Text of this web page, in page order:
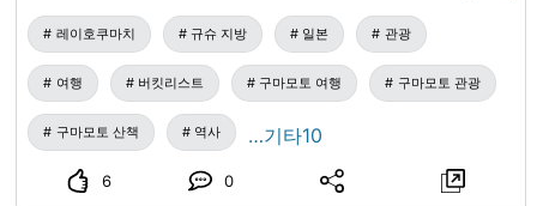
습니다. 레이호쿠마치의 풍부한 역사와 손수 만든 것의 따뜻
함이 담긴 내용입니다. 서점이나 온라인 스토어에서 직접 보
시고, 다음 레이호쿠마치 관광에 참고해 주시면 감사하겠습니
다. 게재 내용 특집 테마: 바다로 산으로 게재 시설 우치다 사
라야마야키 토미오카 성 레이호쿠마치 역사자료관 'Discover
이트를 참조해 주십시오. 여러분들의 방문을 레이호쿠마치의
레이호쿠마치 규슈 지방 일본 관광
여행 버킷리스트 구마모토 여행 구마모토 관광
구마모토 산책 역사 …기타10
6 0